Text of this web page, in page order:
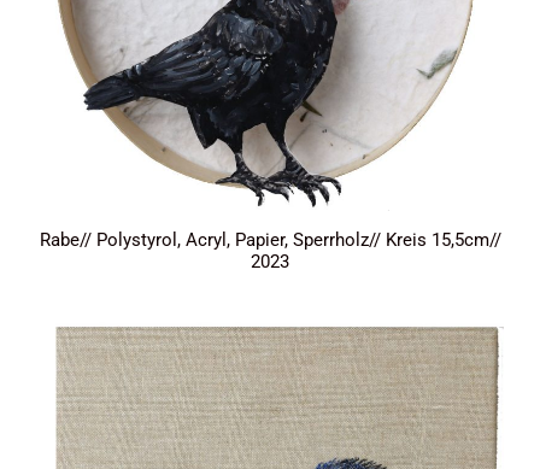
Rabe// Polystyrol, Acryl, Papier, Sperrholz// Kreis 15,5cm//
2023